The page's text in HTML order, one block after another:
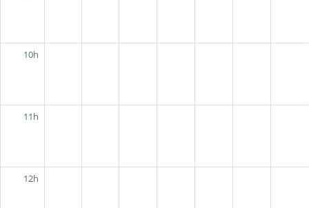
10h
11h
12h